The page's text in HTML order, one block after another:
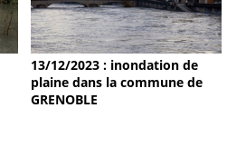
13/12/2023 : inondation de
plaine dans la commune de
GRENOBLE